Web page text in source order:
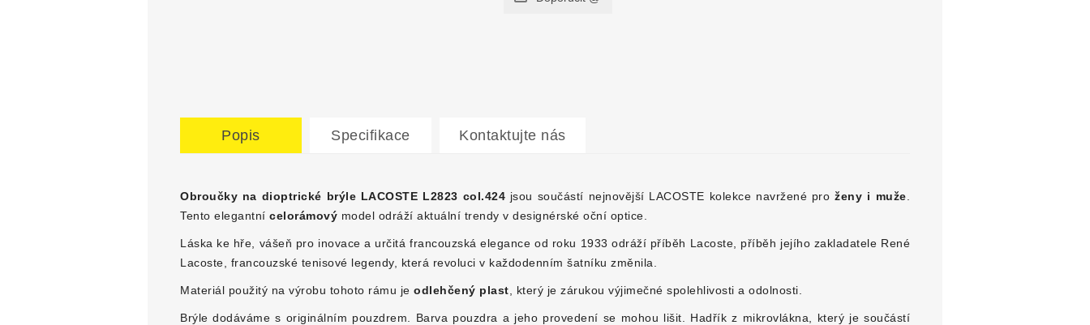
Popis Specifikace Kontaktujte nás
Obroučky na dioptrické brýle LACOSTE L2823 col.424 jsou součástí nejnovější LACOSTE kolekce navržené proženy i muže
Tento elegantní celorámový model odráží aktuální trendy v designérské oční optice.
Láska ke hře, vášeň pro inovace a určitá francouzská elegance od roku 1933 odráží příběh Lacoste, příběh jejího zakladatele René
Lacoste, francouzské tenisové legendy, která revoluci v každodenním šatníku změnila.
Materiál použitý na výrobu tohoto rámu je odlehčený plast , který je zárukou výjimečné spolehlivosti a odolnosti.
Brýle dodáváme s originálním pouzdrem. Barva pouzdra a jeho provedení se mohou lišit. Hadřík z mikrovlákna, který je součástí